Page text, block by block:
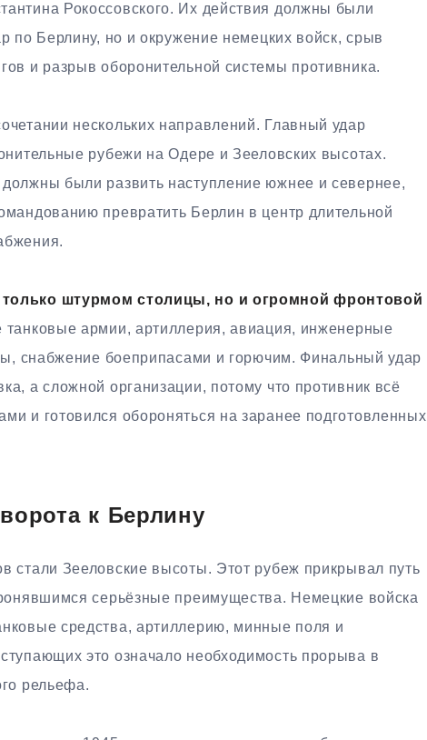
Рокоссовского. Их действия должны были
по Берлину, но и окружение немецких войск, срыв
и разрыв оборонительной системы противника.
нескольких направлений. Главный удар
рубежи на Одере и Зееловских высотах.
были развить наступление южнее и севернее,
превратить Берлин в центр длительной
штурмом столицы, но и огромной фронтовой
танковые армии, артиллерия, авиация, инженерные
снабжение боеприпасами и горючим. Финальный удар
а сложной организации, потому что противник всё
и готовился обороняться на заранее подготовленных
к Берлину
стали Зееловские высоты. Этот рубеж прикрывал путь
серьёзные преимущества. Немецкие войска
средства, артиллерию, минные поля и
это означало необходимость прорыва в
рельефа.